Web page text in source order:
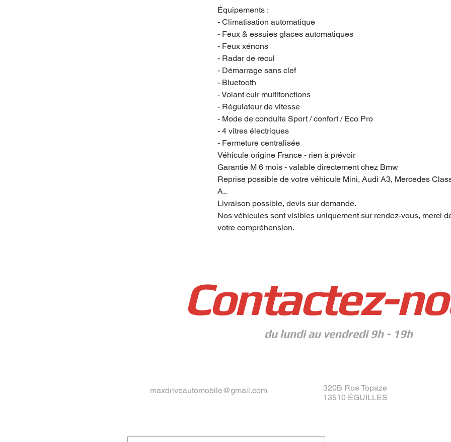
Équipements :
- Climatisation automatique
- Feux & essuies glaces automatiques
- Feux xénons
- Radar de recul
- Démarrage sans clef
- Bluetooth
- Volant cuir multifonctions
- Régulateur de vitesse
- Mode de conduite Sport / confort / Eco Pro
- 4 vitres électriques
- Fermeture centralisée
Véhicule origine France - rien à prévoir
Garantie M 6 mois - valable directement chez Bmw
Reprise possible de votre véhicule Mini, Audi A3, Mercedes
A..
Livraison possible, devis sur demande.
Nos véhicules sont visibles uniquement sur rendez-vous, merci
votre compréhension.
Contactez-
du lundi au vendredi 9h - 19h
maxdriveautomobile@gmail.com
320B Rue Topaze
13510 ÉGUILLES